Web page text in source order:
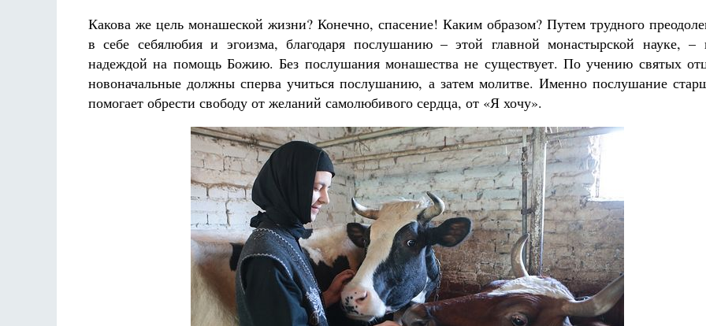
Какова же цель монашеской жизни? Конечно, спасение! Каким образом? Путем трудного
в себе себялюбия и эгоизма, благодаря послушанию – этой главной монастырской науке,
надеждой на помощь Божию. Без послушания монашества не существует. По учению святых
новоначальные должны сперва учиться послушанию, а затем молитве. Именно послушание
помогает обрести свободу от желаний самолюбивого сердца, от «Я хочу».